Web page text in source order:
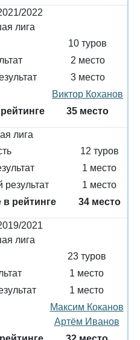
2022
лига
10 туров
2 место
3 место
Виктор Коханов
35 место
лига
12 туров
1 место
1 место
рейтинге
34 место
2021
лига
23 туров
1 место
1 место
Максим Коканов
Артём Иванов